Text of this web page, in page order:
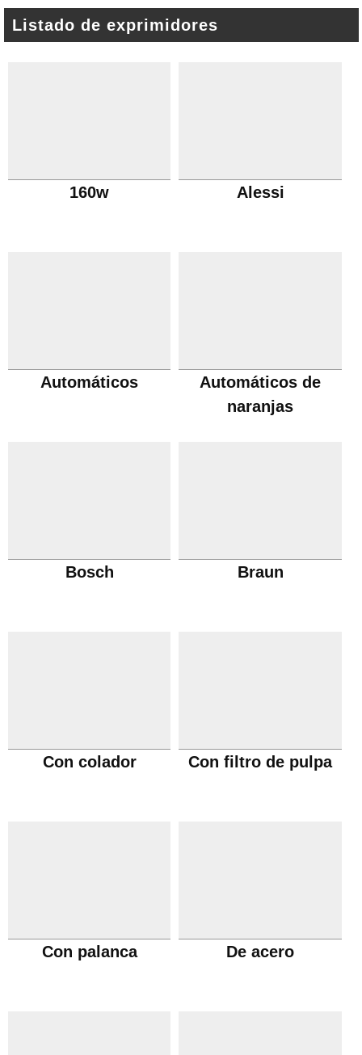
Listado de exprimidores
160w Alessi
Automáticos
Automáticos de
naranjas
Bosch Braun
Con colador Con filtro de pulpa
Con palanca De acero